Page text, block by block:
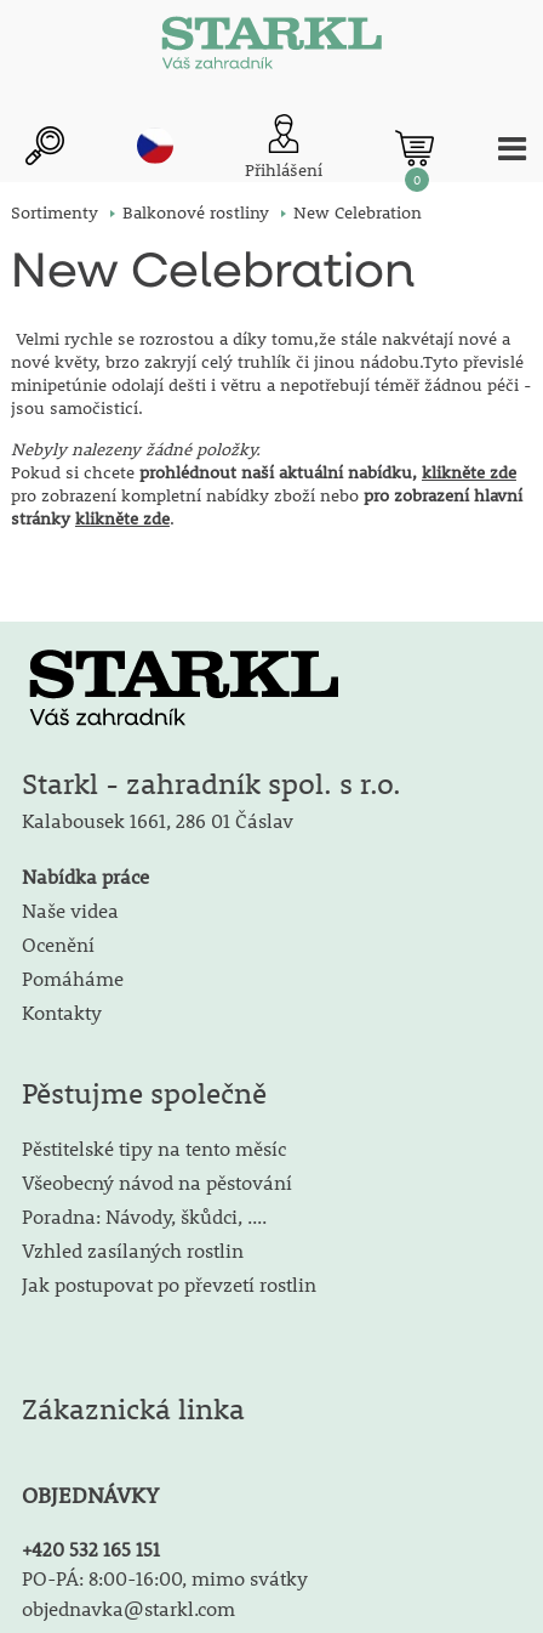
Přihlášení 0
Sortimenty Balkonové rostliny New Celebration
New Celebration
Velmi rychle se rozrostou a díky tomu,že stále nakvétají nové a
nové květy, brzo zakryjí celý truhlík či jinou nádobu.Tyto převislé
minipetúnie odolají dešti i větru a nepotřebují téměř žádnou péči -
jsou samočisticí.
Nebyly nalezeny žádné položky.
Pokud si chcete prohlédnout naší aktuální nabídku, klikněte zde
pro zobrazení kompletní nabídky zboží nebo pro zobrazení hlavní
stránkyklikněte zde.
Starkl - zahradník spol. s r.o.
Kalabousek 1661, 286 01 Čáslav
Nabídka práce
Naše videa
Ocenění
Pomáháme
Kontakty
Pěstujme společně
Pěstitelské tipy na tento měsíc
Všeobecný návod na pěstování
Poradna: Návody, škůdci, ....
Vzhled zasílaných rostlin
Jak postupovat po převzetí rostlin
Zákaznická linka
OBJEDNÁVKY
+420 532 165 151
PO-PÁ: 8:00-16:00, mimo svátky
objednavka@starkl.com